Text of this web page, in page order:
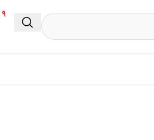
۹ صبح تا ۱۹ روز های کاری